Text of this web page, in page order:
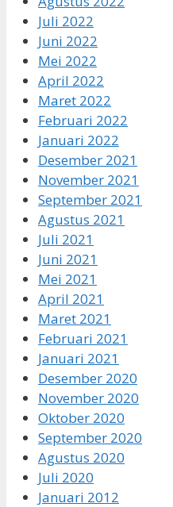
Juli 2022
Juni 2022
Mei 2022
April 2022
Maret 2022
Februari 2022
Januari 2022
Desember 2021
November 2021
September 2021
Agustus 2021
Juli 2021
Juni 2021
Mei 2021
April 2021
Maret 2021
Februari 2021
Januari 2021
Desember 2020
November 2020
Oktober 2020
September 2020
Agustus 2020
Juli 2020
Januari 2012